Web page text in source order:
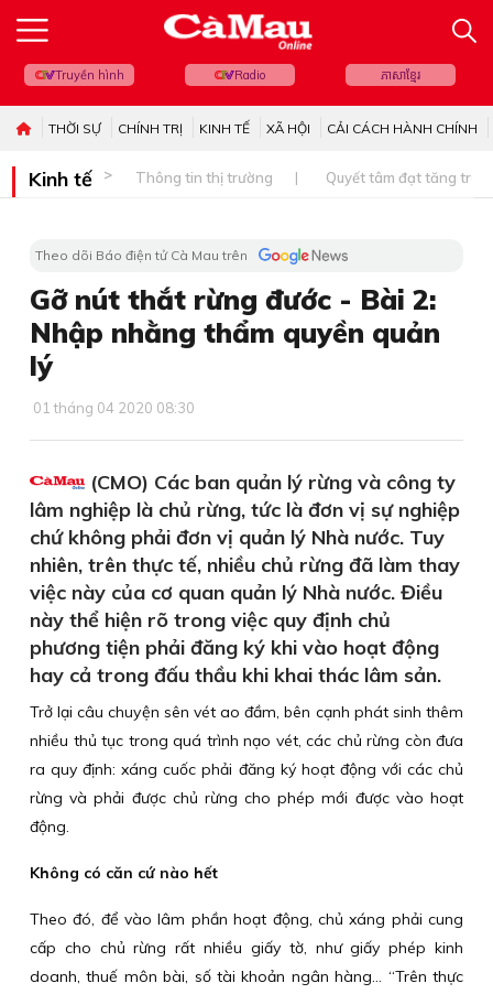
Truyền hình Radio ភាសាខ្មែរ
THỜI SỰ CHÍNH TRỊ KINH TẾ XÃ HỘI CẢI CÁCH HÀNH CHÍNH
Kinh tế Thông tin thị trường Quyết tâm đạt tăng
Theo dõi Báo điện tử Cà Mau trên
Gỡ nút thắt rừng đước - Bài 2:​
Nhập nhằng thẩm quyền quản
lý​
01 tháng 04 2020 08:30
(CMO) Các ban quản lý rừng và công ty
lâm nghiệp là chủ rừng, tức là đơn vị sự nghiệp
chứ không phải đơn vị quản lý Nhà nước. Tuy
nhiên, trên thực tế, nhiều chủ rừng đã làm thay
việc này của cơ quan quản lý Nhà nước. Điều
này thể hiện rõ trong việc quy định chủ
phương tiện phải đăng ký khi vào hoạt động
hay cả trong đấu thầu khi khai thác lâm sản.
Trở lại câu chuyện sên vét ao đầm, bên cạnh phát sinh thêm
nhiều thủ tục trong quá trình nạo vét, các chủ rừng còn đưa
ra quy định: xáng cuốc phải đăng ký hoạt động với các chủ
rừng và phải được chủ rừng cho phép mới được vào hoạt
động.
Không có căn cứ nào hết
Theo đó, để vào lâm phần hoạt động, chủ xáng phải cung
cấp cho chủ rừng rất nhiều giấy tờ, như giấy phép kinh
doanh, thuế môn bài, số tài khoản ngân hàng… “Trên thực